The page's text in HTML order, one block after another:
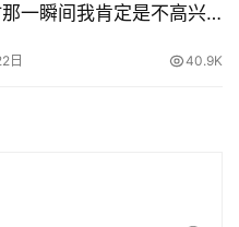
一瞬间我肯定是不高兴
日 40.9K